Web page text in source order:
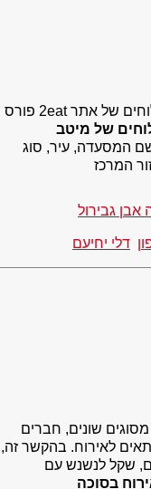
רוצים לאכול, אבל בדרך הקלה? אגף המשלוחים של אתר 2eat פורס
של מיטב
המסעדה, עיר, סוג
המרכז
אבן גבירול
דלי יחיעם
שונים, חברים
לאירוח. בהקשר זה,
שקל לנשנש עם
בסוכה